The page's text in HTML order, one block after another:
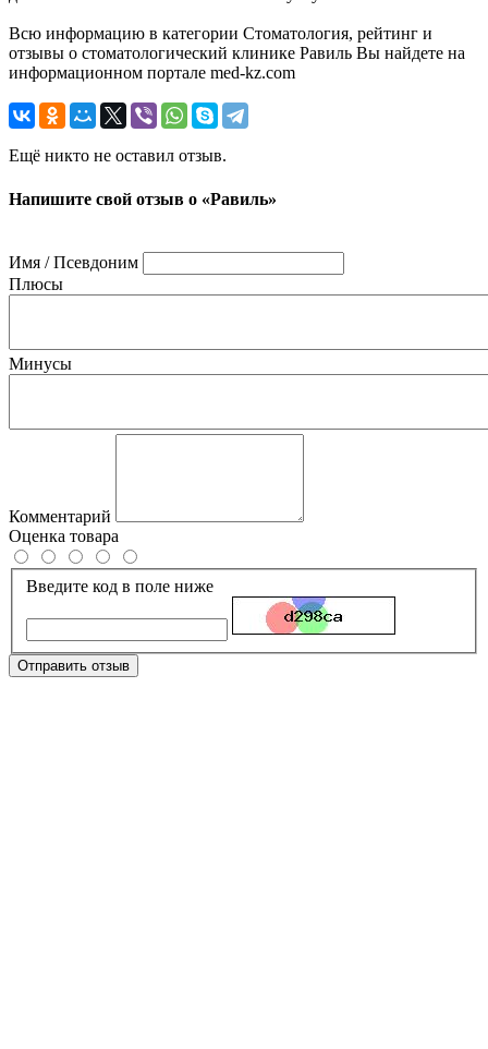
Всю информацию в категории Стоматология, рейтинг и
отзывы о стоматологический клинике Равиль Вы найдете на
информационном портале med-kz.com
Ещё никто не оставил отзыв.
Напишите свой отзыв о «Равиль»
Имя / Псевдоним
Плюсы
Минусы
Комментарий
Оценка товара
Введите код в поле ниже
Отправить отзыв